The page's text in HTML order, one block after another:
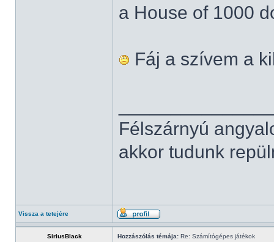
a House of 1000
Fáj a szívem a
Félszárnyú
akkor tudunk
Vissza a tetejére
SiriusBlack Hozzászólás témája: Re: Számítógépes játékok